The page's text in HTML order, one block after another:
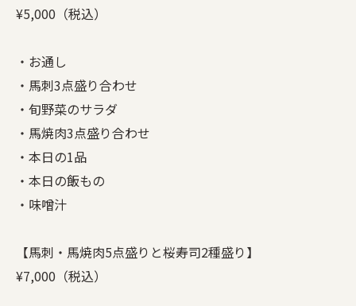
¥5,000（税込）
・お通し
・馬刺3点盛り合わせ
・旬野菜のサラダ
・馬焼肉3点盛り合わせ
・本日の1品
・本日の飯もの
・味噌汁
【馬刺・馬焼肉5点盛りと桜寿司2種盛り】
¥7,000（税込）